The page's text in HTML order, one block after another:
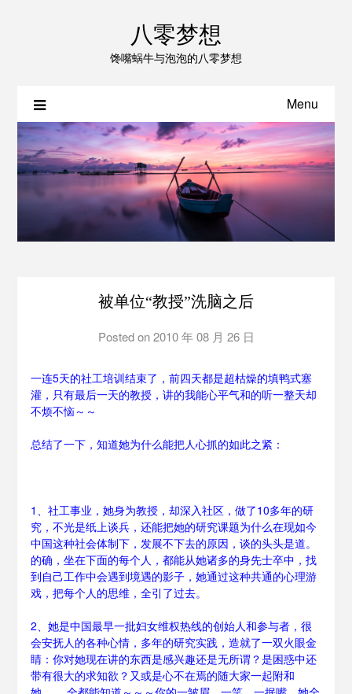
八零梦想
馋嘴蜗牛与泡泡的八零梦想
Menu
被单位“教授”洗脑之后
Posted on2010 年 08 月 26 日
泡
BH1AIR
一连5天的社工培训结束了，前四天都是超枯燥的填鸭式塞
灌，只有最后一天的教授，讲的我能心平气和的听一整天却
不烦不恼～～
总结了一下，知道她为什么能把人心抓的如此之紧：
1、社工事业，她身为教授，却深入社区，做了10多年的研
究，不光是纸上谈兵，还能把她的研究课题为什么在现如今
中国这种社会体制下，发展不下去的原因，谈的头头是道。
的确，坐在下面的每个人，都能从她诸多的身先士卒中，找
到自己工作中会遇到境遇的影子，她通过这种共通的心理游
戏，把每个人的思维，全引了过去。
2、她是中国最早一批妇女维权热线的创始人和参与者，很
会安抚人的各种心情，多年的研究实践，造就了一双火眼金
睛：你对她现在讲的东西是感兴趣还是无所谓？是困惑中还
带有很大的求知欲？又或是心不在焉的随大家一起附和